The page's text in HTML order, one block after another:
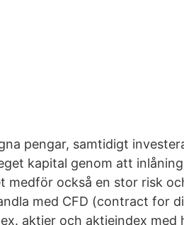
pengar, samtidigt
kapital genom att
medför också en stor risk
med CFD (contract for
aktier och aktieindex med